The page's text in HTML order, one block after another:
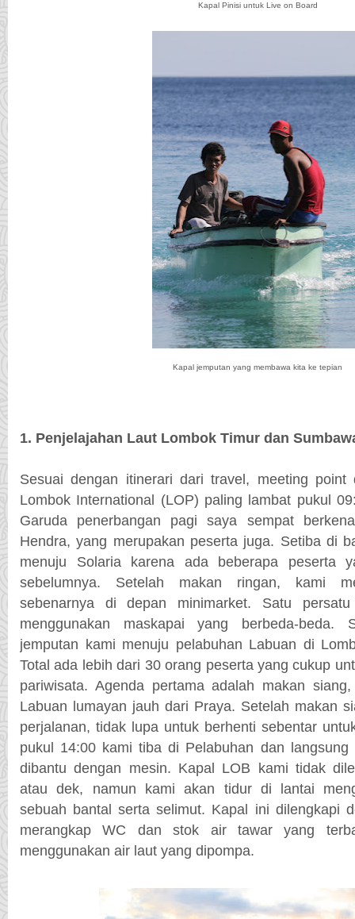
Kapal Pinisi untuk Live on Board
Kapal jemputan yang membawa kita ke tepian
1. Penjelajahan Laut Lombok Timur dan
Sesuai dengan itinerari dari travel, meeting point
Lombok International (LOP) paling lambat pukul
Garuda penerbangan pagi saya sempat
Hendra, yang merupakan peserta juga. Setiba di
menuju Solaria karena ada beberapa peserta
sebelumnya. Setelah makan ringan, kami
sebenarnya di depan minimarket. Satu persatu
menggunakan maskapai yang berbeda-beda.
jemputan kami menuju pelabuhan Labuan di
Total ada lebih dari 30 orang peserta yang cukup
pariwisata. Agenda pertama adalah makan
Labuan lumayan jauh dari Praya. Setelah makan
perjalanan, tidak lupa untuk berhenti sebentar
pukul 14:00 kami tiba di Pelabuhan dan
dibantu dengan mesin. Kapal LOB kami tidak
atau dek, namun kami akan tidur di lantai
sebuah bantal serta selimut. Kapal ini dilengkapi
merangkap WC dan stok air tawar yang
menggunakan air laut yang dipompa.